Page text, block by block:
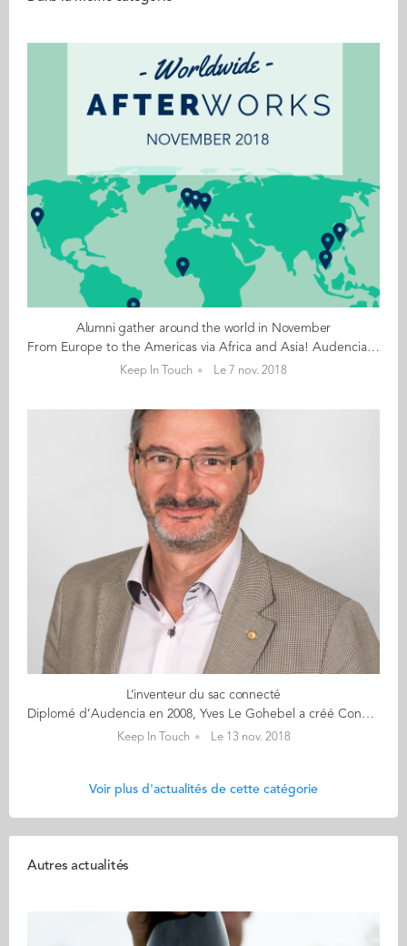
Alumni gather around the world in November
From Europe to the Americas via Africa and Asia! Audencia alumni have been busy organising events around the world in November. These events are generally informal gatherings that take place on a regular basis or are organised to coincide with the visit of an Audencia professor or member of staff. Alumni and students from all Audencia programmes are welcome to join Catch up with fellow classmates but also make new friends They can be organised by ambassadors or autonomously by an alum if the city doesn't have an ambassador 9 gatherings will take place in the coming weeks: London on 8 November Hong Kong on 15 November San Francisco on 15 November Hanoi on 18 November Vienna on 20 November Ho Chi Minh City on 25 November Rio de Janeiro on 28 November Abidjan on 29 November And, Munich on 3 December. A huge thank you to all those busy ambassadors, alumni and faculty who have made these gatherings possible! If you want to organise an alumni gathering in your city, drop a line to Katie Francois.
Keep In Touch Le 7 nov. 2018
L’inventeur du sac connecté
Diplomé d’Audencia en 2008, Yves Le Gohebel a créé Connexing en 2009 après un parcours dans les télécommunications (Alcatel, Siemens, Ericsson…) où il a occupé diverses fonctions commerciales, et un passage en tant que DG opérationnel chez Intancia – toujours dans les télécoms. Un univers qu’il n’abandonne pas en imaginant Connexing, à la sortie de son Executive MBA obtenu chez Audencia. D’ailleurs, l’idée de l’entreprise lui est venue la veille de la soutenance de son diplôme. « Nous sommes spécialisés dans la télephonie d’entreprise, avec une particularité « green » : nous commercialisons beaucoup de matériel de réemploi et distribuons notamment le Fairphone », explique Yves Le Gohebel. La structure compte aujourd’hui 45 personnes avec des filiales en Belgique, Italie et Espagne. Parallèlement à cette activité, l’entrepreneur explore des pistes de diversification avec le développement cette année du Connexbag : « Il s’agit d’un sac à dos connecté qui intègre un film photovoltaïque souple lui permettant de recharger smartphones ou tablettes. Nous avons imaginé ce produit avec l’aide de l’industriel nantais Armor, l’inventeur de ce film souple baptisé Asca ». Le projet en est encore au stade de prototype mais le produit, qui devrait être fabriqué en Vendée (Made in France oblige), teste actuellement son concept sur la plateforme de financement Kickstarter, avec l’aide de la Junior entreprise d’Audencia. « L’objectif est d’arriver à 500 précommandes pour démarrer la production ». L’innovation marque une vraie rupture pour l’entreprise qui évoluait jusqu’à maintenant à 100 % dans le monde du B to B : « Avec le Connexbag, on s’adresse pour la première fois au grand public. Et nous avons d’autres projets qui s’appuient sur la même technologie en cours de développement : un sac de plage, un parasol ou encore de la bagagerie professionnelle. »
Keep In Touch Le 13 nov. 2018
Voir plus d'actualités de cette catégorie
Autres actualités